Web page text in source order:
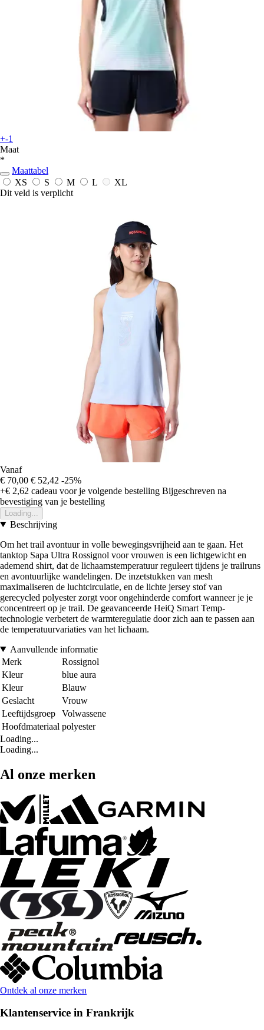
+-1
Maat
*
Maattabel
XS
S M L
XL
Dit veld is verplicht
Vanaf
€ 70,00 € 52,42 -25%
+€ 2,62 cadeau voor je volgende bestelling Bijgeschreven na
bevestiging van je bestelling
Loading...
Beschrijving
Om het trail avontuur in volle bewegingsvrijheid aan te gaan. Het
tanktop Sapa Ultra Rossignol voor vrouwen is een lichtgewicht en
ademend shirt, dat de lichaamstemperatuur reguleert tijdens je trailruns
en avontuurlijke wandelingen. De inzetstukken van mesh
maximaliseren de luchtcirculatie, en de lichte jersey stof van
gerecycled polyester zorgt voor ongehinderde comfort wanneer je je
concentreert op je trail. De geavanceerde HeiQ Smart Temp-
technologie verbetert de warmteregulatie door zich aan te passen aan
de temperatuurvariaties van het lichaam.
Aanvullende informatie
Merk
Rossignol
Kleur
blue aura
Kleur
Blauw
Geslacht
Vrouw
Leeftijdsgroep
Volwassene
Hoofdmateriaal polyester
Loading...
Loading...
Al onze merken
Ontdek al onze merken
Klantenservice in Frankrijk